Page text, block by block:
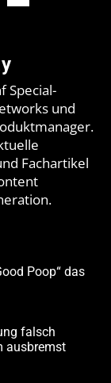
Special-
und
Fachartikel
Poop“ das
falsch
ausbremst